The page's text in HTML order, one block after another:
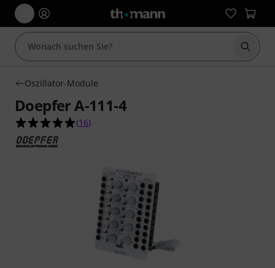
Suche
Oszillator-Module
Doepfer A-111-4
4.9 von 5 Sternen aus 16 Kundenbewertungen
(16)